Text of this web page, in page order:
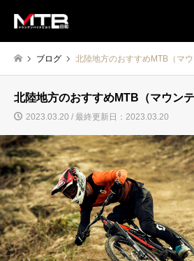
ブログ 北陸地方のおすすめMTB（マ
北陸地方のおすすめMTB（マウン
2023.03.20 / 最終更新日：2023.03.20